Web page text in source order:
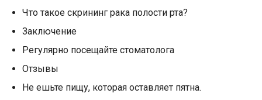
Что такое скрининг рака полости рта?
Заключение
Регулярно посещайте стоматолога
Отзывы
Не ешьте пищу, которая оставляет пятна.